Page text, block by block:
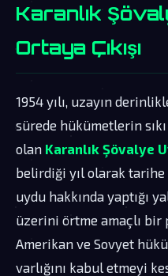
Karanlık
Ortaya Çıkışı
1954 yılı, uzayın
sürede hükümetlerin
olan Karanlık Şövalye
belirdiği yıl olarak tarihe
uydu hakkında yaptığı
üzerini örtme amaçlı bir
Amerikan ve Sovyet
varlığını kabul etmeyi